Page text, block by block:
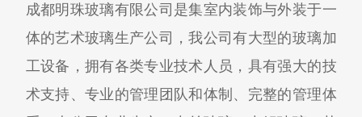
成都明珠玻璃有限公司是集室内装饰与外装于一
体的艺术玻璃生产公司，我公司有大型的玻璃加
工设备，拥有各类专业技术人员，具有强大的技
术支持、专业的管理团队和体制、完整的管理体